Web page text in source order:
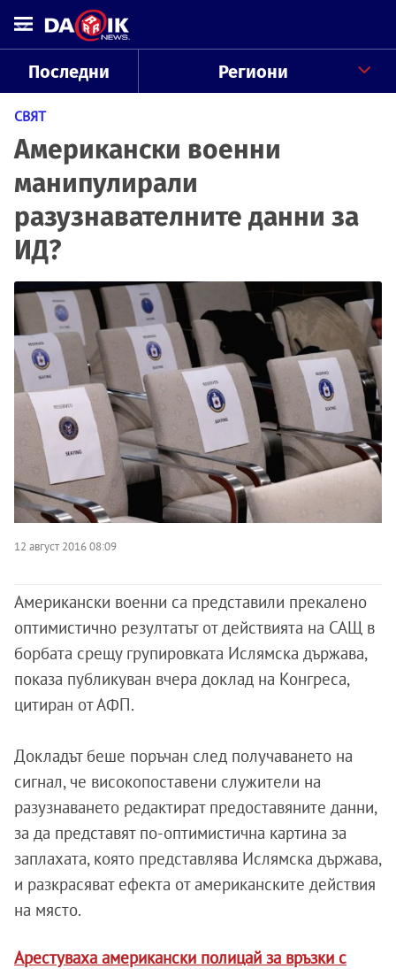
Последни Региони
СВЯТ
Американски военни
манипулирали
разузнавателните данни за
ИД?
12 август 2016 08:09
Американски военни са представили прекалено
оптимистично резултатът от действията на САЩ в
борбата срещу групировката Ислямска държава,
показа публикуван вчера доклад на Конгреса,
цитиран от АФП.
Докладът беше поръчан след получаването на
сигнал, че високопоставени служители на
разузнаването редактират предоставяните данни,
за да представят по-оптимистична картина за
заплахата, която представлява Ислямска държава,
и разкрасяват ефекта от американските действия
на място.
Арестуваха американски полицай за връзки с